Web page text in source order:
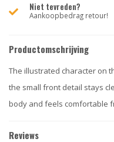
Niet tevreden?
Aankoopbedrag retour!
Productomschrijving
The illustrated character on
the small front detail stays
body and feels comfortable
Reviews